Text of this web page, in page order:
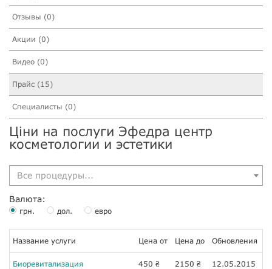
Отзывы (0)
Акции (0)
Видео (0)
Прайс (15)
Специалисты (0)
Ціни на послуги Эфедра центр
косметологии и эстетики
Все процедуры...
Валюта:
грн. дол. евро
Название услуги Цена от Цена до Обновления
Биоревитализация 450 ₴ 2150 ₴ 12.05.2015